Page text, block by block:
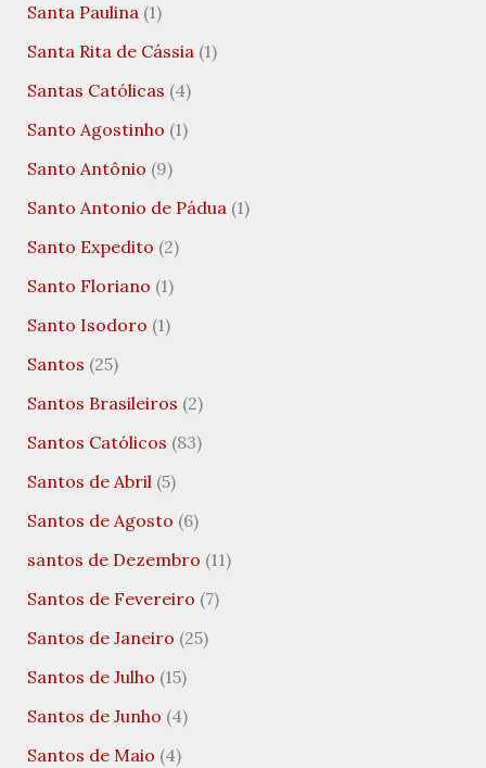
Santa Paulina(1)
Santa Rita de Cássia(1)
Santas Católicas (4)
Santo Agostinho (1)
Santo Antônio (9)
Santo Antonio de Pádua(1)
Santo Expedito (2)
Santo Floriano (1)
Santo Isodoro (1)
Santos (25)
Santos Brasileiros (2)
Santos Católicos (83)
Santos de Abril(5)
Santos de Agosto (6)
santos de Dezembro (11)
Santos de Fevereiro (7)
Santos de Janeiro (25)
Santos de Julho (15)
Santos de Junho (4)
Santos de Maio (4)